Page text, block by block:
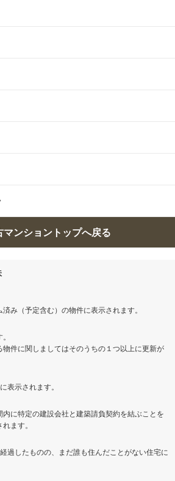
マンショントップへ戻る
み（予定含む）の物件に表示されます。
件に関しましてはそのうちの１つ以上に更新が
表示されます。
に特定の建設会社と建築請負契約を結ぶことを
ます。
過したものの、まだ誰も住んだことがない住宅に